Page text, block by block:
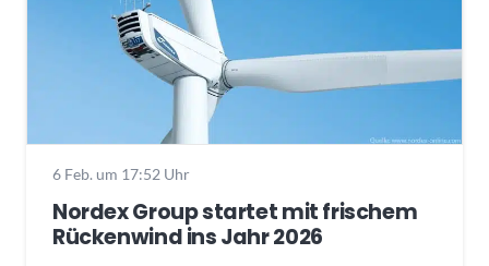
6 Feb. um 17:52 Uhr
Nordex Group startet mit frischem
Rückenwind ins Jahr 2026